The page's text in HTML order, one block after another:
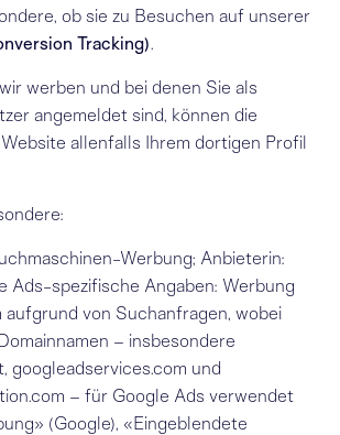
ob sie zu Besuchen auf unserer
Tracking).
werben und bei denen Sie als
angemeldet sind, können die
allenfalls Ihrem dortigen Profil
Werbung; Anbieterin:
Ads-spezifische Angaben: Werbung
aufgrund von Suchanfragen, wobei
– insbesondere
googleadservices.com und
– für Google Ads verwendet
(Google), «Eingeblendete